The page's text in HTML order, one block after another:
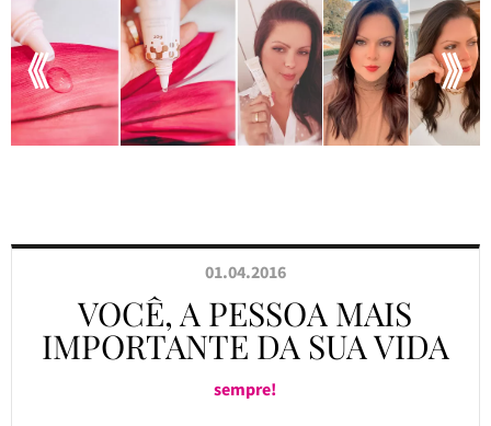
01.04.2016
VOCÊ, A PESSOA MAIS
IMPORTANTE DA SUA VIDA
sempre!